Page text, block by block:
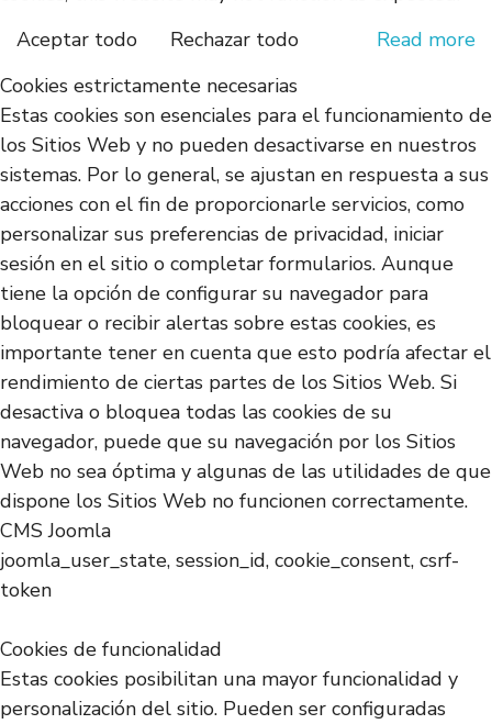
Aceptar todo
Rechazar todo
Read more
Cookies estrictamente necesarias
Estas cookies son esenciales para el funcionamiento de
los Sitios Web y no pueden desactivarse en nuestros
sistemas. Por lo general, se ajustan en respuesta a sus
acciones con el fin de proporcionarle servicios, como
personalizar sus preferencias de privacidad, iniciar
sesión en el sitio o completar formularios. Aunque
tiene la opción de configurar su navegador para
bloquear o recibir alertas sobre estas cookies, es
importante tener en cuenta que esto podría afectar el
rendimiento de ciertas partes de los Sitios Web. Si
desactiva o bloquea todas las cookies de su
navegador, puede que su navegación por los Sitios
Web no sea óptima y algunas de las utilidades de que
dispone los Sitios Web no funcionen correctamente.
CMS Joomla
joomla_user_state, session_id, cookie_consent, csrf-
token
Cookies de funcionalidad
Estas cookies posibilitan una mayor funcionalidad y
personalización del sitio. Pueden ser configuradas